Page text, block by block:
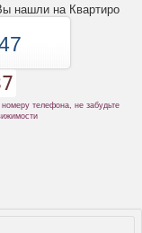
нашли на Квартиро
телефона, не забудьте